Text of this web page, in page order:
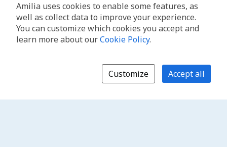
Amilia uses cookies to enable some features, as
well as collect data to improve your experience.
You can customize which cookies you accept and
learn more about ourCookie Policy.
Customize Accept all